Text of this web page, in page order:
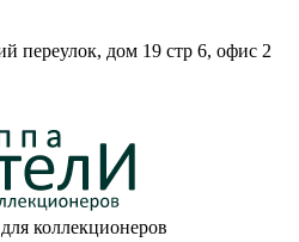
переулок, дом 19 стр 6, офис 2
коллекционеров